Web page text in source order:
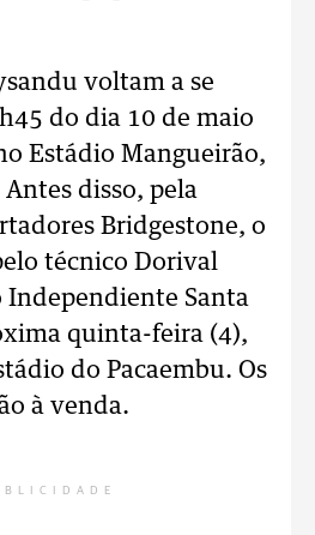
voltam a se
do dia 10 de maio
Estádio Mangueirão,
Antes disso, pela
Bridgestone, o
técnico Dorival
Independiente Santa
quinta-feira (4),
do Pacaembu. Os
à venda.